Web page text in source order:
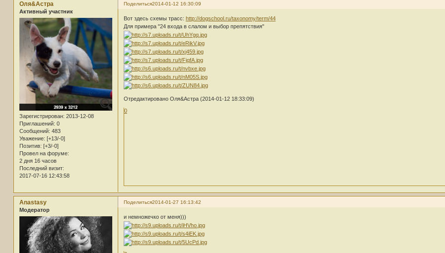
Поделиться2014-01-12 16:30:09
Оля&Астра
Активный участник
Зарегистрирован: 2013-12-08
Приглашений: 0
Сообщений: 483
Уважение: [+13/-0]
Позитив: [+3/-0]
Провел на форуме:
2 дня 16 часов
Последний визит:
2017-07-16 12:43:58
Вот здесь схемы трасс: http://dogschool.ru/taxonomy/term/44
Для примера "24 входа в слалом и выбор препятствия"
Отредактировано Оля&Астра (2014-01-12 18:33:09)
0
Поделиться2014-01-27 16:13:42
Anastasy
Модератор
и немножечко от меня)))